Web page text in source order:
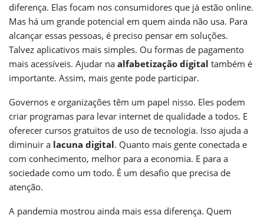
diferença. Elas focam nos consumidores que já estão online.
Mas há um grande potencial em quem ainda não usa. Para
alcançar essas pessoas, é preciso pensar em soluções.
Talvez aplicativos mais simples. Ou formas de pagamento
mais acessíveis. Ajudar na alfabetização digital também é
importante. Assim, mais gente pode participar.
Governos e organizações têm um papel nisso. Eles podem
criar programas para levar internet de qualidade a todos. E
oferecer cursos gratuitos de uso de tecnologia. Isso ajuda a
diminuir a lacuna digital. Quanto mais gente conectada e
com conhecimento, melhor para a economia. E para a
sociedade como um todo. É um desafio que precisa de
atenção.
A pandemia mostrou ainda mais essa diferença. Quem